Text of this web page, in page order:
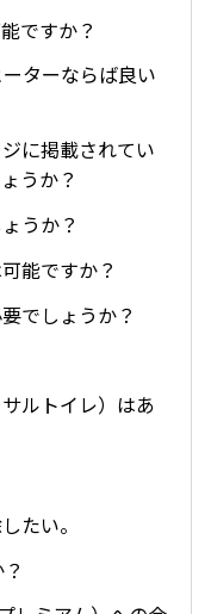
ですか？
ターならば良い
に掲載されてい
うか？
うか？
能ですか？
でしょうか？
ルトイレ）はあ
たい。